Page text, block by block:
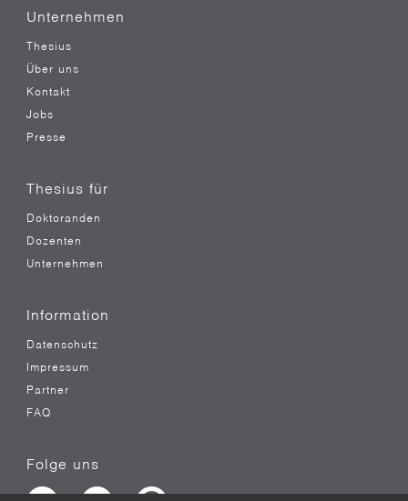
Unternehmen
Thesius
Über uns
Kontakt
Jobs
Presse
Thesius für
Doktoranden
Dozenten
Unternehmen
Information
Datenschutz
Impressum
Partner
FAQ
Folge uns